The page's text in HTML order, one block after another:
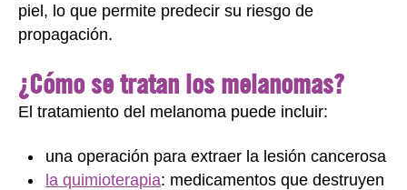
piel, lo que permite predecir su riesgo de
propagación.
¿Cómo se tratan los melanomas?
El tratamiento del melanoma puede incluir:
una operación para extraer la lesión cancerosa
la quimioterapia: medicamentos que destruyen